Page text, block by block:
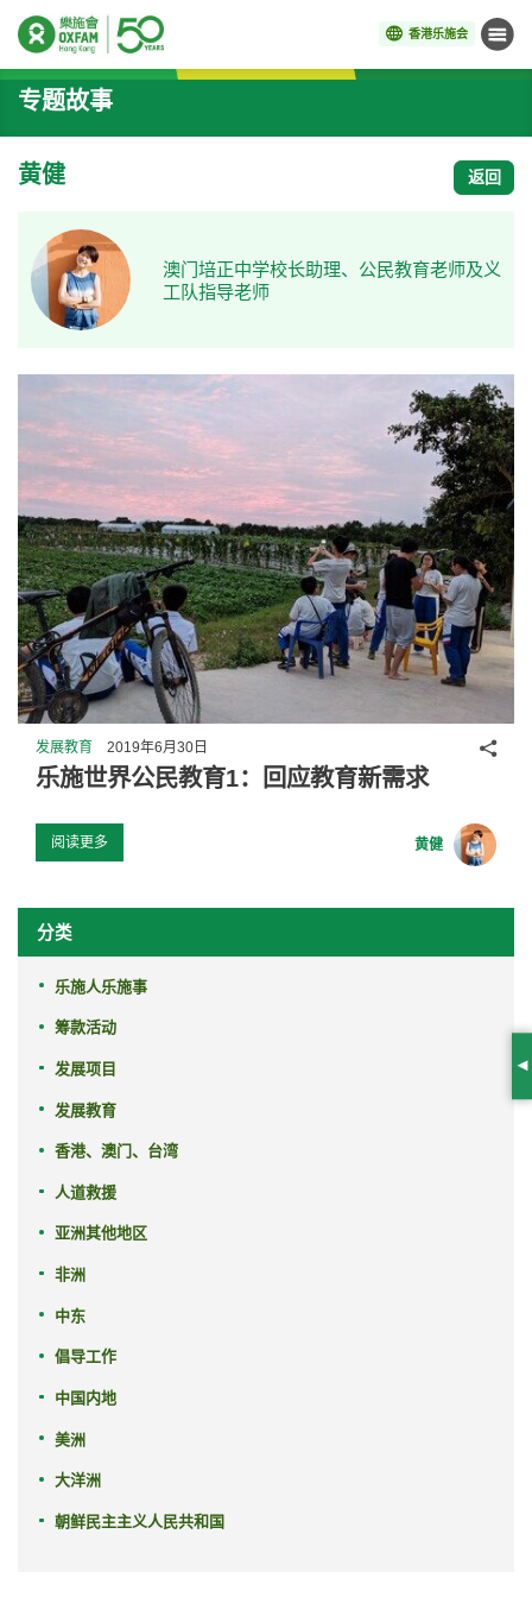
香港乐施会 菜单
开始主要内容
专题故事
黄健 返回
澳门培正中学校长助理、公民教育老师及义
工队指导老师
发展教育 2019年6月30日
乐施世界公民教育1：回应教育新需求
阅读更多 黄健
分享
分类
乐施人乐施事
筹款活动
发展项目
发展教育
香港、澳门、台湾
人道救援
亚洲其他地区
非洲
中东
倡导工作
中国内地
美洲
大洋洲
朝鲜民主主义人民共和国